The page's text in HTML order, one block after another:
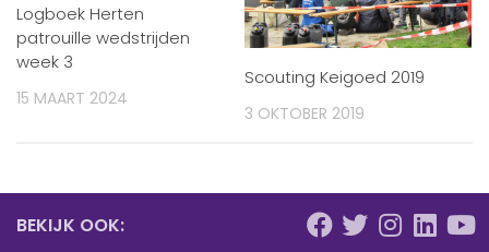
Logboek Herten
patrouille wedstrijden
week 3
15 MAART 2024
Scouting Keigoed 2019
3 OKTOBER 2019
BEKIJK OOK: